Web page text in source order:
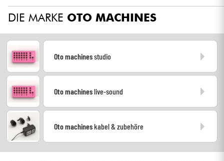
Gitarre & Bass
Verstärker & Effekte
Klaviere & Piano
Studio
Kopfhörer
DIE MARKE OTO MACHINES
Oto machinesstudio
Oto machineslive-sound
Oto machineskabel & zubehöre